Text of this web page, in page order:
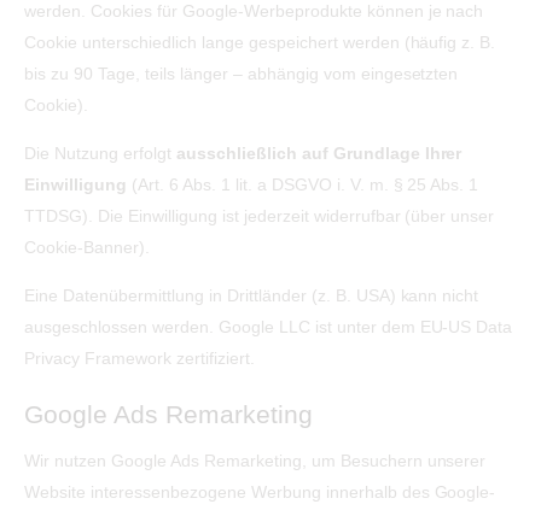
werden. Cookies für Google-Werbeprodukte können je nach
Cookie unterschiedlich lange gespeichert werden (häufig z. B.
bis zu 90 Tage, teils länger – abhängig vom eingesetzten
Cookie).
Die Nutzung erfolgt ausschließlich auf Grundlage Ihrer
Einwilligung (Art. 6 Abs. 1 lit. a DSGVO i. V. m. § 25 Abs. 1
TTDSG). Die Einwilligung ist jederzeit widerrufbar (über unser
Cookie-Banner).
Eine Datenübermittlung in Drittländer (z. B. USA) kann nicht
ausgeschlossen werden. Google LLC ist unter dem EU-US Data
Privacy Framework zertifiziert.
Google Ads Remarketing
Wir nutzen Google Ads Remarketing, um Besuchern unserer
Website interessenbezogene Werbung innerhalb des Google-